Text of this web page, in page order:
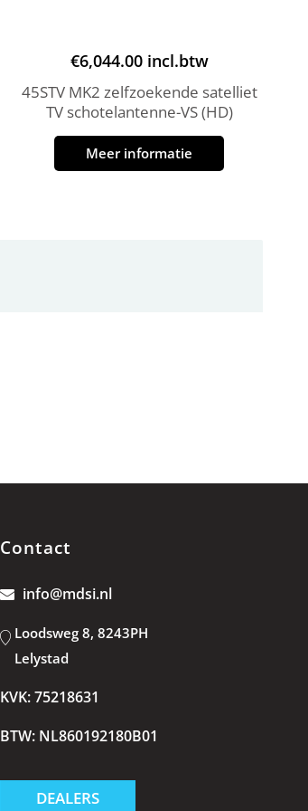
€6,044.00 incl.btw
45STV MK2 zelfzoekende satelliet
TV schotelantenne-VS (HD)
Meer informatie
Contact
info@mdsi.nl
Loodsweg 8, 8243PH
Lelystad
KVK: 75218631
BTW: NL860192180B01
DEALERS